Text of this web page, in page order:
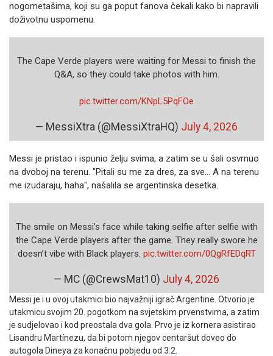
nogometašima, koji su ga poput fanova čekali kako bi napravili
doživotnu uspomenu.
The Cape Verde players were waiting for Messi to finish the
Q&A, so they could take photos with him.
pic.twitter.com/KNpL5PqFOe
— MessiXtra (@MessiXtraHQ) July 4, 2026
Messi je pristao i ispunio želju svima, a zatim se u šali osvrnuo
na dvoboj na terenu. "Pitali su me za dres, za sve... A na terenu
me izudaraju, haha", našalila se argentinska desetka.
The smile on Messi’s face while taking selfie after selfie with
the Cape Verde players after the game. They really swore he
doesn’t vibe with Black players. pic.twitter.com/0QgRfEDqRT
— MC (@CrewsMat10) July 4, 2026
Messi je i u ovoj utakmici bio najvažniji igrač Argentine. Otvorio je
utakmicu svojim 20. pogotkom na svjetskim prvenstvima, a zatim
je sudjelovao i kod preostala dva gola. Prvo je iz kornera asistirao
Lisandru Martínezu, da bi potom njegov centaršut doveo do
autogola Dineya za konačnu pobjedu od 3:2.